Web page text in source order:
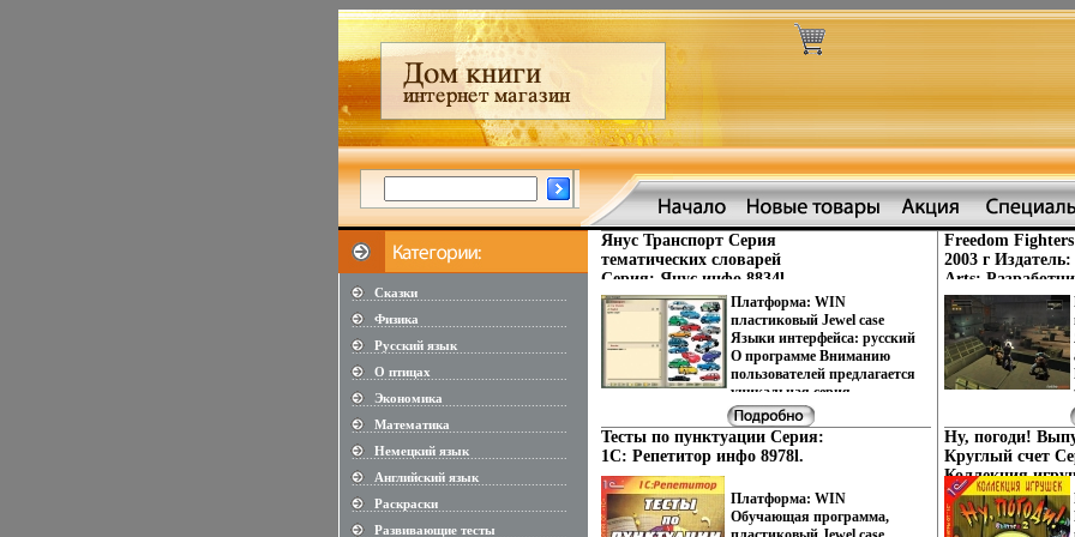
Сказки
............................................................
Физика
............................................................
Русский язык
............................................................
О птицах
............................................................
Экономика
............................................................
Математика
............................................................
Немецкий язык
............................................................
Английский язык
............................................................
Раскраски
............................................................
Развивающие тесты
............................................................
Янус Транспорт Серия
тематических словарей
Серия: Янус инфо 8834l.
Платформа: WIN
пластиковый Jewel case
Языки интерфейса: русский
О программе Вниманию
пользователей предлагается
уникальная серия
интерактивных англо-
русских, русско-английских
иллюстрированных
словарей qаъусш"Янус"
мультимедийные издания
позволяют в эффективной
Тесты по пунктуации Серия:
1С: Репетитор инфо 8978l.
Платформа: WIN
Обучающая программа,
Freedom
2003 г
Arts;
Interactive
DVD-BOX Что
программа не
инфо 9000l.
Ну, погоди!
Круглый счет
Коллекция
7163l.